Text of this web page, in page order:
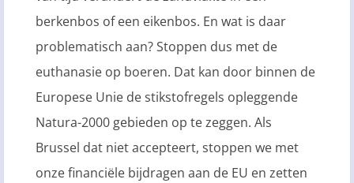
berkenbos of een eikenbos. En wat is daar
problematisch aan? Stoppen dus met de
euthanasie op boeren. Dat kan door binnen de
Europese Unie de stikstofregels opleggende
Natura-2000 gebieden op te zeggen. Als
Brussel dat niet accepteert, stoppen we met
onze financiële bijdragen aan de EU en zetten